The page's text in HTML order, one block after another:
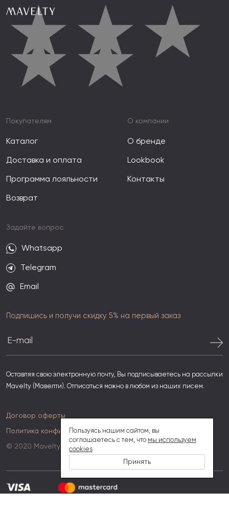
★★★
★★
Подпишись и получи скидку 5% на первый заказ
Оставляя свою электронную почту, Вы подписываетесь на рассылки
Mavelty (Мавелти). Отписаться можно в любом из наших писем.
Покупателям
Каталог
Доставка и оплата
Программа лояльности
Возврат
О компании
О бренде
Lookbook
Контакты
Задайте вопрос
Whatsapp
Telegram
Email
Договор оферты
Политика конфиденциальности
© 2020 Mavelty
Пользуясь нашим сайтом, вы
соглашаетесь с тем, что мы используем
cookies
Принять